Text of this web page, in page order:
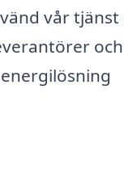
vår tjänst
och